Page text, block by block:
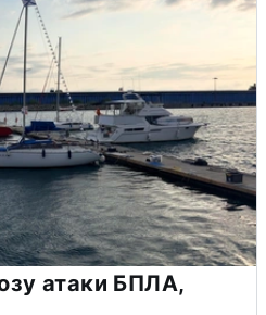
атаки БПЛА,